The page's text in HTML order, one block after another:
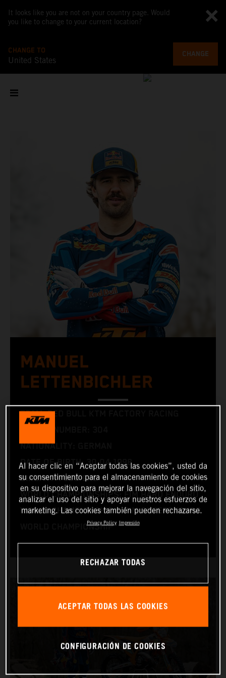
It looks like you are not on your country page. Would
you like to change to your current location?
CHANGE TO
United States
CHANGE
MANUEL
LETTENBICHLER
TEAM: RED BULL KTM FACTORY RACING
NATIONALITY: GERMAN
DATE OF BIRTH: 30.04.1998
BIKE: KTM 300 EXC
WORLD CHAMPIONSHIPS: FIM HARD ENDURO
WORLD CHAMPIONSHIP & FIM SUPERENDURO
WORLD CHAMPIONSHIP
Al hacer clic en “Aceptar todas las cookies”, usted da
su consentimiento para el almacenamiento de cookies
en su dispositivo para mejorar la navegación del sitio,
analizar el uso del sitio y apoyar nuestros esfuerzos de
marketing. Las cookies también pueden rechazarse.
Privacy Policy Impresión
RECHAZAR TODAS
ACEPTAR TODAS LAS COOKIES
CONFIGURACIÓN DE COOKIES